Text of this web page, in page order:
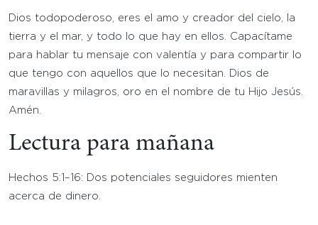
Dios todopoderoso, eres el amo y creador del cielo, la
tierra y el mar, y todo lo que hay en ellos. Capacítame
para hablar tu mensaje con valentía y para compartir lo
que tengo con aquellos que lo necesitan. Dios de
maravillas y milagros, oro en el nombre de tu Hijo Jesús.
Amén.
Lectura para mañana
Hechos 5:1–16: Dos potenciales seguidores mienten
acerca de dinero.